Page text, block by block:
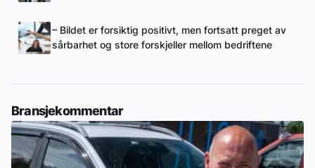
– Bildet er forsiktig positivt, men fortsatt preget av
sårbarhet og store forskjeller mellom bedriftene
Bransjekommentar